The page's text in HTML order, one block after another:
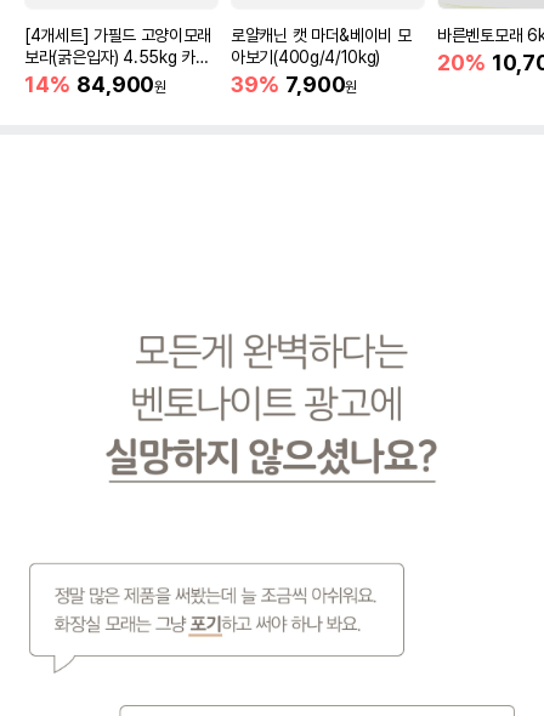
[4개세트] 가필드 고양이모래
보라(굵은입자) 4.55kg 카사
바모래
14% 84,900원
로얄캐닌 캣 마더&베이비 모
아보기(400g/4/10kg)
39% 7,900원
바른벤토모래
20%